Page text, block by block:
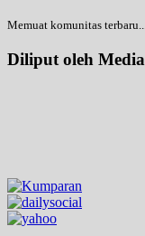
Memuat komunitas terbaru...
Diliput oleh Media